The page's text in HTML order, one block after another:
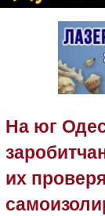
На юг
их